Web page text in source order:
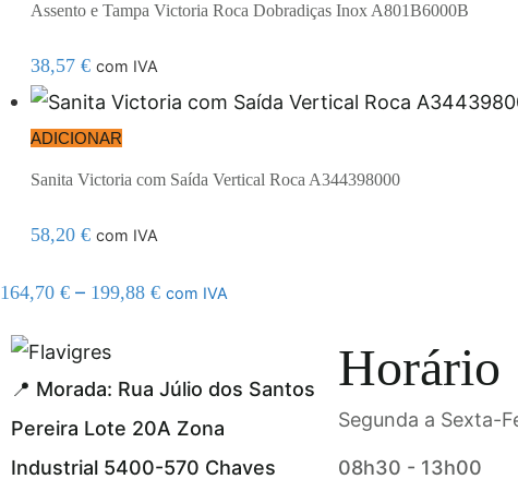
Assento e Tampa Victoria Roca Dobradiças Inox A801B6000B
38,57 € com IVA
ADICIONAR
Sanita Victoria com Saída Vertical Roca A344398000
58,20 € com IVA
164,70 € – 199,88 € com IVA
resmi adresi
📍 Morada: Rua Júlio dos Santos
Pereira Lote 20A Zona
Industrial 5400-570 Chaves
Horário
Segunda a Sexta-
08h30 - 13h00